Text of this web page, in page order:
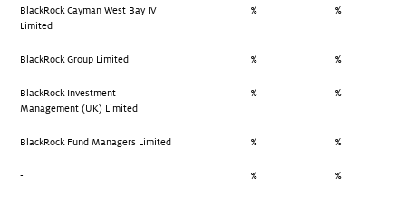
BlackRock Cayman West Bay IV
Limited
% %
BlackRock Group Limited % %
BlackRock Investment
Management (UK) Limited
% %
BlackRock Fund Managers Limited % %
- % %